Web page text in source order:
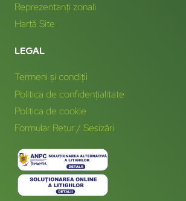
Reprezentanți zonali
Hartă Site
LEGAL
Termeni și condiții
Politica de confidențialitate
Politica de cookie
Formular Retur / Sesizări